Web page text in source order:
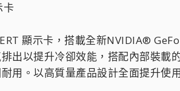
卡
顯示卡，搭載全新NVIDIA®
出以提升冷卻效能，搭配內部裝載
用。以高質量產品設計全面提升使